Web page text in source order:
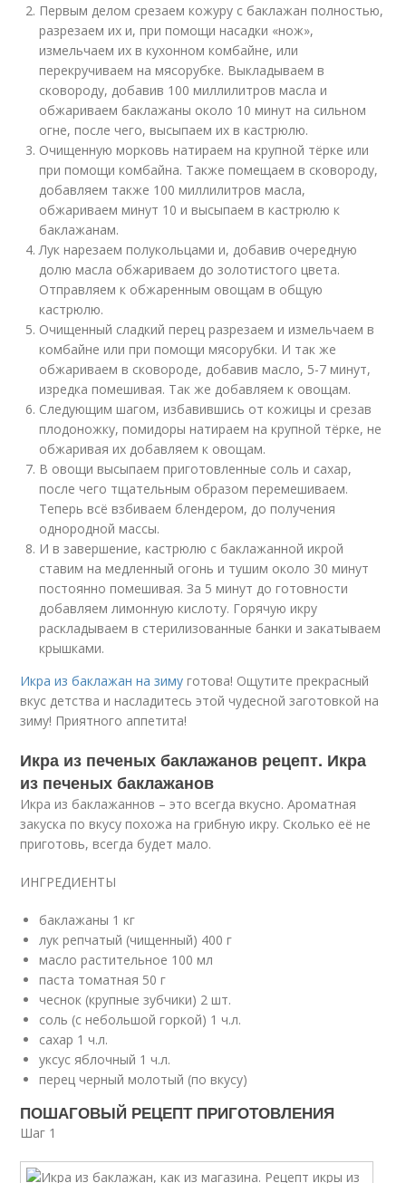
Первым делом срезаем кожуру с баклажан полностью,
разрезаем их и, при помощи насадки «нож»,
измельчаем их в кухонном комбайне, или
перекручиваем на мясорубке. Выкладываем в
сковороду, добавив 100 миллилитров масла и
обжариваем баклажаны около 10 минут на сильном
огне, после чего, высыпаем их в кастрюлю.
Очищенную морковь натираем на крупной тёрке или
при помощи комбайна. Также помещаем в сковороду,
добавляем также 100 миллилитров масла,
обжариваем минут 10 и высыпаем в кастрюлю к
баклажанам.
Лук нарезаем полукольцами и, добавив очередную
долю масла обжариваем до золотистого цвета.
Отправляем к обжаренным овощам в общую
кастрюлю.
Очищенный сладкий перец разрезаем и измельчаем в
комбайне или при помощи мясорубки. И так же
обжариваем в сковороде, добавив масло, 5-7 минут,
изредка помешивая. Так же добавляем к овощам.
Следующим шагом, избавившись от кожицы и срезав
плодоножку, помидоры натираем на крупной тёрке, не
обжаривая их добавляем к овощам.
В овощи высыпаем приготовленные соль и сахар,
после чего тщательным образом перемешиваем.
Теперь всё взбиваем блендером, до получения
однородной массы.
И в завершение, кастрюлю с баклажанной икрой
ставим на медленный огонь и тушим около 30 минут
постоянно помешивая. За 5 минут до готовности
добавляем лимонную кислоту. Горячую икру
раскладываем в стерилизованные банки и закатываем
крышками.
Икра из баклажан на зиму готова! Ощутите прекрасный
вкус детства и насладитесь этой чудесной заготовкой на
зиму! Приятного аппетита!
Икра из печеных баклажанов рецепт. Икра
из печеных баклажанов
Икра из баклажаннов – это всегда вкусно. Ароматная
закуска по вкусу похожа на грибную икру. Сколько её не
приготовь, всегда будет мало.
ИНГРЕДИЕНТЫ
баклажаны 1 кг
лук репчатый (чищенный) 400 г
масло растительное 100 мл
паста томатная 50 г
чеснок (крупные зубчики) 2 шт.
соль (с небольшой горкой) 1 ч.л.
сахар 1 ч.л.
уксус яблочный 1 ч.л.
перец черный молотый (по вкусу)
ПОШАГОВЫЙ РЕЦЕПТ ПРИГОТОВЛЕНИЯ
Шаг 1